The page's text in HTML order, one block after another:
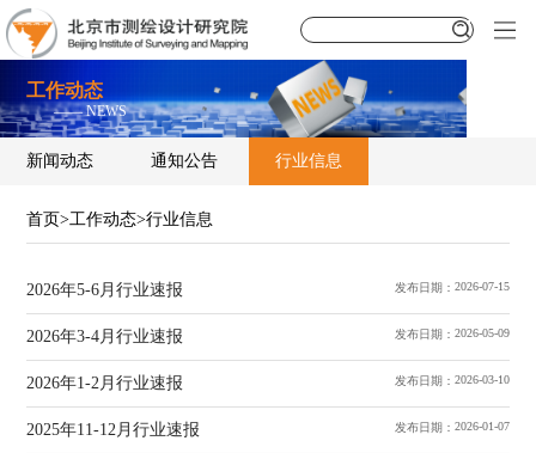
工作动态
—— NEWS
新闻动态 通知公告 行业信息
首页>工作动态>行业信息
2026年5-6月行业速报 发布日期： 2026-07-15
2026年3-4月行业速报 发布日期： 2026-05-09
2026年1-2月行业速报 发布日期： 2026-03-10
2025年11-12月行业速报 发布日期： 2026-01-07